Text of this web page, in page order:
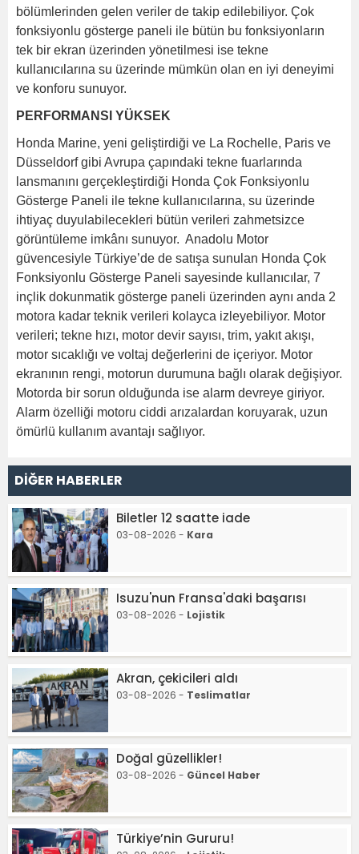
bölümlerinden gelen veriler de takip edilebiliyor. Çok
fonksiyonlu gösterge paneli ile bütün bu fonksiyonların
tek bir ekran üzerinden yönetilmesi ise tekne
kullanıcılarına su üzerinde mümkün olan en iyi deneyimi
ve konforu sunuyor.
PERFORMANSI YÜKSEK
Honda Marine, yeni geliştirdiği ve La Rochelle, Paris ve
Düsseldorf gibi Avrupa çapındaki tekne fuarlarında
lansmanını gerçekleştirdiği Honda Çok Fonksiyonlu
Gösterge Paneli ile tekne kullanıcılarına, su üzerinde
ihtiyaç duyulabilecekleri bütün verileri zahmetsizce
görüntüleme imkânı sunuyor. Anadolu Motor
güvencesiyle Türkiye’de de satışa sunulan Honda Çok
Fonksiyonlu Gösterge Paneli sayesinde kullanıcılar, 7
inçlik dokunmatik gösterge paneli üzerinden aynı anda 2
motora kadar teknik verileri kolayca izleyebiliyor. Motor
verileri; tekne hızı, motor devir sayısı, trim, yakıt akışı,
motor sıcaklığı ve voltaj değerlerini de içeriyor. Motor
ekranının rengi, motorun durumuna bağlı olarak değişiyor.
Motorda bir sorun olduğunda ise alarm devreye giriyor.
Alarm özelliği motoru ciddi arızalardan koruyarak, uzun
ömürlü kullanım avantajı sağlıyor.
DİĞER HABERLER
Biletler 12 saatte iade
03-08-2026 - Kara
Isuzu'nun Fransa'daki başarısı
03-08-2026 - Lojistik
Akran, çekicileri aldı
03-08-2026 - Teslimatlar
Doğal güzellikler!
03-08-2026 - Güncel Haber
Türkiye’nin Gururu!